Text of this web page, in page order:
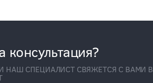
консультация?
НАШ СПЕЦИАЛИСТ СВЯЖЕТСЯ С ВАМИ В